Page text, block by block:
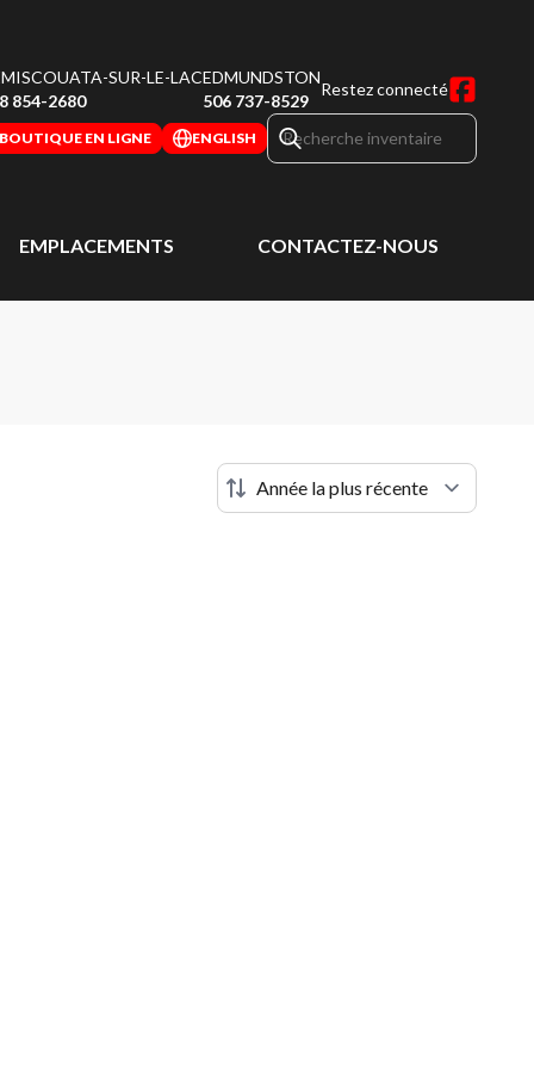
SUR-LE-LAC
854-2680
EDMUNDSTON
506 737-8529
Restez connecté
BOUTIQUE EN LIGNE ENGLISH
EMPLACEMENTS CONTACTEZ-NOUS